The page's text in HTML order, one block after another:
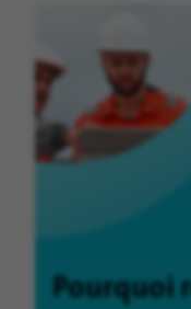
Pourquoi